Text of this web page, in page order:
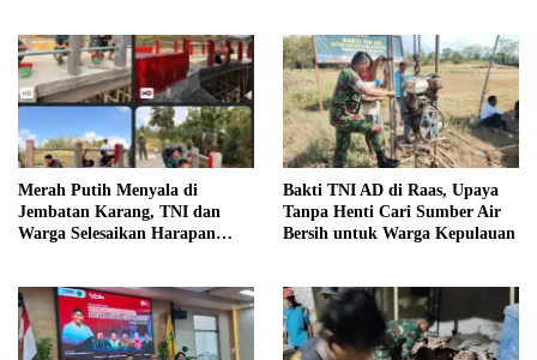
Merah Putih Menyala di
Jembatan Karang, TNI dan
Warga Selesaikan Harapan
Bakti TNI AD di Raas, Upaya
Tanpa Henti Cari Sumber Air
Bersih untuk Warga Kepulauan